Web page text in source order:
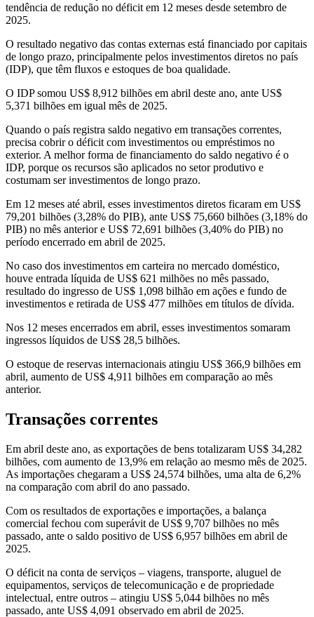
tendência de redução no déficit em 12 meses desde setembro de
2025.
O resultado negativo das contas externas está financiado por capitais
de longo prazo, principalmente pelos investimentos diretos no país
(IDP), que têm fluxos e estoques de boa qualidade.
O IDP somou US$ 8,912 bilhões em abril deste ano, ante US$
5,371 bilhões em igual mês de 2025.
Quando o país registra saldo negativo em transações correntes,
precisa cobrir o déficit com investimentos ou empréstimos no
exterior. A melhor forma de financiamento do saldo negativo é o
IDP, porque os recursos são aplicados no setor produtivo e
costumam ser investimentos de longo prazo.
Em 12 meses até abril, esses investimentos diretos ficaram em US$
79,201 bilhões (3,28% do PIB), ante US$ 75,660 bilhões (3,18% do
PIB) no mês anterior e US$ 72,691 bilhões (3,40% do PIB) no
período encerrado em abril de 2025.
No caso dos investimentos em carteira no mercado doméstico,
houve entrada líquida de US$ 621 milhões no mês passado,
resultado do ingresso de US$ 1,098 bilhão em ações e fundo de
investimentos e retirada de US$ 477 milhões em títulos de dívida.
Nos 12 meses encerrados em abril, esses investimentos somaram
ingressos líquidos de US$ 28,5 bilhões.
O estoque de reservas internacionais atingiu US$ 366,9 bilhões em
abril, aumento de US$ 4,911 bilhões em comparação ao mês
anterior.
Transações correntes
Em abril deste ano, as exportações de bens totalizaram US$ 34,282
bilhões, com aumento de 13,9% em relação ao mesmo mês de 2025.
As importações chegaram a US$ 24,574 bilhões, uma alta de 6,2%
na comparação com abril do ano passado.
Com os resultados de exportações e importações, a balança
comercial fechou com superávit de US$ 9,707 bilhões no mês
passado, ante o saldo positivo de US$ 6,957 bilhões em abril de
2025.
O déficit na conta de serviços – viagens, transporte, aluguel de
equipamentos, serviços de telecomunicação e de propriedade
intelectual, entre outros – atingiu US$ 5,044 bilhões no mês
passado, ante US$ 4,091 observado em abril de 2025.